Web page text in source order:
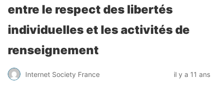
entre le respect des libertés
individuelles et les activités de
renseignement
Internet Society France il y a 11 ans